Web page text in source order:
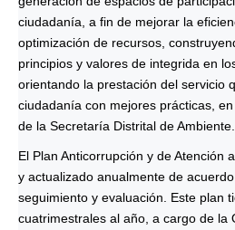
ciudadanía, a fin de mejorar la
optimización de recursos,
principios y valores de integrida en
orientando la prestación del servicio
ciudadanía con mejores prácticas,
de la Secretaría Distrital de Ambiente.
El Plan Anticorrupción y de Atención
y actualizado anualmente de
seguimiento y evaluación. Este plan
cuatrimestrales al año, a cargo de la